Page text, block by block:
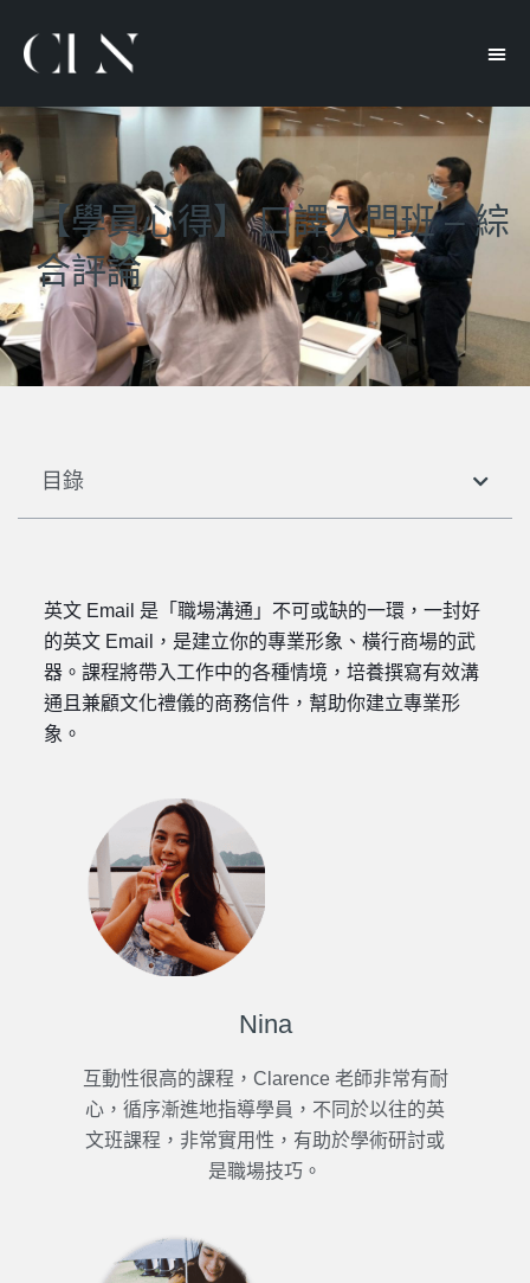
【學員心得】 口譯入門班 – 綜
合評論
目錄
英文 Email 是「職場溝通」不可或缺的一環，一封好
的英文 Email，是建立你的專業形象、橫行商場的武
器。課程將帶入工作中的各種情境，培養撰寫有效溝
通且兼顧文化禮儀的商務信件，幫助你建立專業形
象。
Nina
互動性很高的課程，Clarence 老師非常有耐
心，循序漸進地指導學員，不同於以往的英
文班課程，非常實用性，有助於學術研討或
是職場技巧。